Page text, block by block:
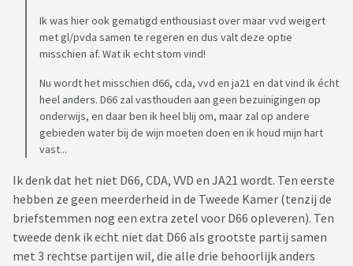
Ik was hier ook gematigd enthousiast over maar vvd weigert
met gl/pvda samen te regeren en dus valt deze optie
misschien af. Wat ik echt stom vind!
Nu wordt het misschien d66, cda, vvd en ja21 en dat vind ik écht
heel anders. D66 zal vasthouden aan geen bezuinigingen op
onderwijs, en daar ben ik heel blij om, maar zal op andere
gebieden water bij de wijn moeten doen en ik houd mijn hart
vast...
Ik denk dat het niet D66, CDA, VVD en JA21 wordt. Ten eerste
hebben ze geen meerderheid in de Tweede Kamer (tenzij de
briefstemmen nog een extra zetel voor D66 opleveren). Ten
tweede denk ik echt niet dat D66 als grootste partij samen
met 3 rechtse partijen wil, die alle drie behoorlijk anders